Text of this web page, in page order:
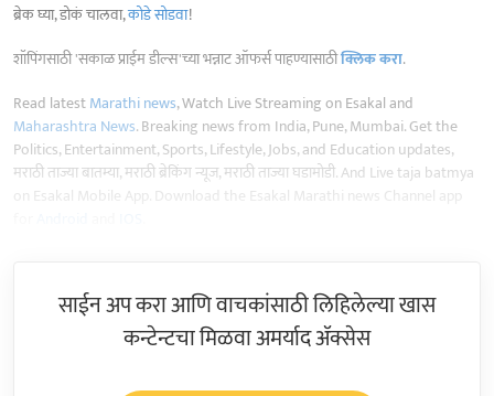
ब्रेक घ्या, डोकं चालवा,कोडे सोडवा!
शॉपिंगसाठी 'सकाळ प्राईम डील्स'च्या भन्नाट ऑफर्स पाहण्यासाठीक्लिक करा.
Read latestMarathi news, Watch Live Streaming on Esakal and
Maharashtra News. Breaking news from India, Pune, Mumbai. Get the
Politics, Entertainment, Sports, Lifestyle, Jobs, and Education updates,
मराठी ताज्या बातम्या, मराठी ब्रेकिंग न्यूज, मराठी ताज्या घडामोडी. And Live taja batmya
on Esakal Mobile App. Download the Esakal Marathi news Channel app
साईन अप करा आणि वाचकांसाठी लिहिलेल्या खास
कन्टेन्टचा मिळवा अमर्याद ॲक्सेस